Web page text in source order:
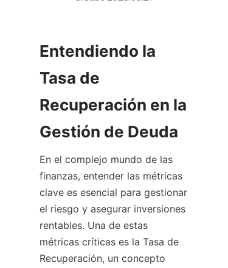
Entendiendo la
Tasa de
Recuperación en la
Gestión de Deuda
En el complejo mundo de las
finanzas, entender las métricas
clave es esencial para gestionar
el riesgo y asegurar inversiones
rentables. Una de estas
métricas críticas es la Tasa de
Recuperación, un concepto